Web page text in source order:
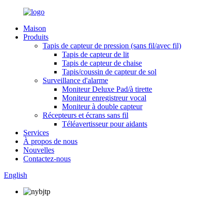
Maison
Produits
Tapis de capteur de pression (sans fil/avec fil)
Tapis de capteur de lit
Tapis de capteur de chaise
Tapis/coussin de capteur de sol
Surveillance d'alarme
Moniteur Deluxe Pad/à tirette
Moniteur enregistreur vocal
Moniteur à double capteur
Récepteurs et écrans sans fil
Téléavertisseur pour aidants
Services
À propos de nous
Nouvelles
Contactez-nous
English